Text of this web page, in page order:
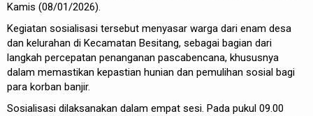
Kamis (08/01/2026).
Kegiatan sosialisasi tersebut menyasar warga dari enam desa
dan kelurahan di Kecamatan Besitang, sebagai bagian dari
langkah percepatan penanganan pascabencana, khususnya
dalam memastikan kepastian hunian dan pemulihan sosial bagi
para korban banjir.
Sosialisasi dilaksanakan dalam empat sesi. Pada pukul 09.00